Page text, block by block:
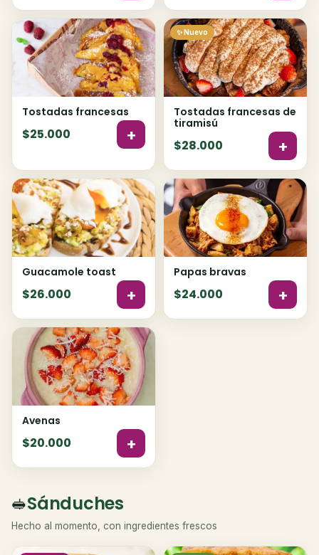
Tostadas francesas
$25.000 +
✨ Nuevo
Tostadas francesas de
tiramisú
$28.000 +
Guacamole toast
$26.000 +
Papas bravas
$24.000 +
Avenas
$20.000 +
🥪Sánduches
Hecho al momento, con ingredientes frescos